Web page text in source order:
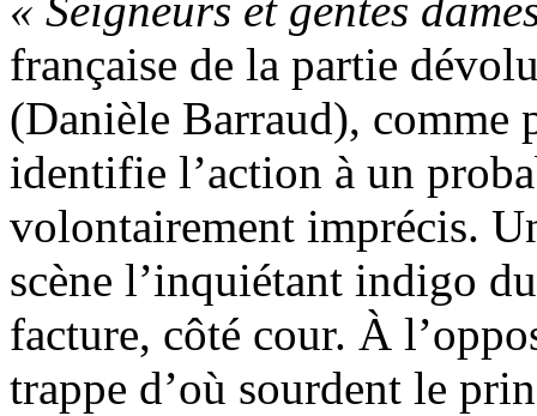
française de la partie
(Danièle Barraud), comme
identifie l’action à un
volontairement imprécis.
scène l’inquiétant indigo
facture, côté cour. À
trappe d’où sourdent le